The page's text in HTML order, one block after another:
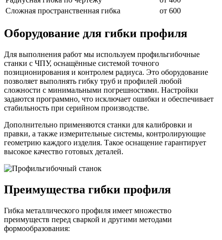
Сложная пространственная гибка
от 600
Оборудование для гибки профиля
Для выполнения работ мы используем профильгибочные
станки с ЧПУ, оснащённые системой точного
позиционирования и контролем радиуса. Это оборудование
позволяет выполнять гибку труб и профилей любой
сложности с минимальными погрешностями. Настройки
задаются программно, что исключает ошибки и обеспечивает
стабильность при серийном производстве.
Дополнительно применяются станки для калибровки и
правки, а также измерительные системы, контролирующие
геометрию каждого изделия. Такое оснащение гарантирует
высокое качество готовых деталей.
Преимущества гибки профиля
Гибка металлического профиля имеет множество
преимуществ перед сваркой и другими методами
формообразования: